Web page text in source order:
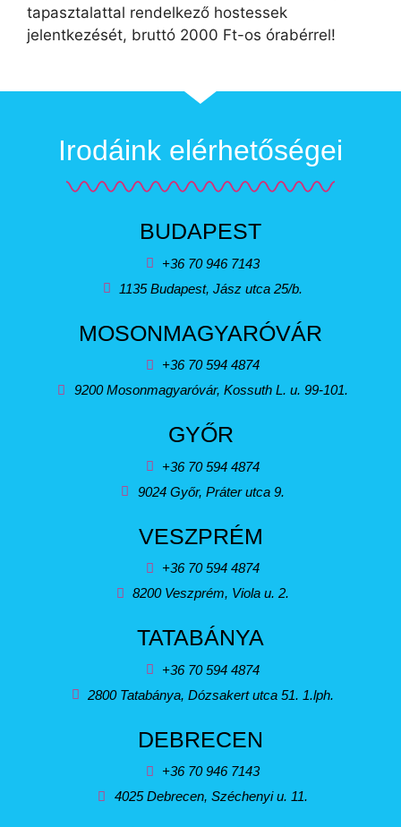
tapasztalattal rendelkező hostessek
jelentkezését, bruttó 2000 Ft-os órabérrel!
Irodáink elérhetőségei
BUDAPEST
+36 70 946 7143
1135 Budapest, Jász utca 25/b.
MOSONMAGYARÓVÁR
+36 70 594 4874
9200 Mosonmagyaróvár, Kossuth L. u. 99-101.
GYŐR
+36 70 594 4874
9024 Győr, Práter utca 9.
VESZPRÉM
+36 70 594 4874
8200 Veszprém, Viola u. 2.
TATABÁNYA
+36 70 594 4874
2800 Tatabánya, Dózsakert utca 51. 1.lph.
DEBRECEN
+36 70 946 7143
4025 Debrecen, Széchenyi u. 11.